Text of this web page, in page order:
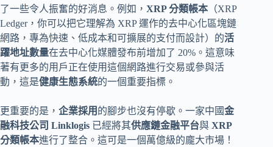
了一些令人振奮的好消息。例如， XRP 分類帳本 （XRP
Ledger，你可以把它理解為 XRP 運作的去中心化區塊鏈
網路，專為快速、低成本和可擴展的支付而設計）的活
躍地址數量在去中心化媒體發布前增加了 20%。這意味
著有更多的用戶正在使用這個網路進行交易或參與活
動，這是健康生態系統的一個重要指標。
更重要的是， 企業採用 的腳步也沒有停歇。一家中國金
融科技公司 Linklogis 已經將其供應鏈金融平台與 XRP
分類帳本進行了整合。這可是一個萬億級的龐大市場！